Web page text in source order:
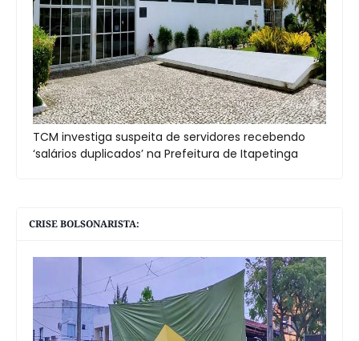
TCM investiga suspeita de servidores recebendo
‘salários duplicados’ na Prefeitura de Itapetinga
CRISE BOLSONARISTA: